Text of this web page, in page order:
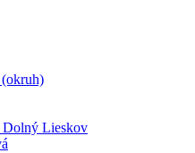
Dolný Lieskov